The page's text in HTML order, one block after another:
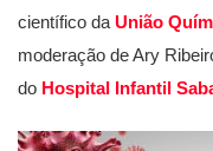
científico da União
moderação de Ary
do Hospital Infantil